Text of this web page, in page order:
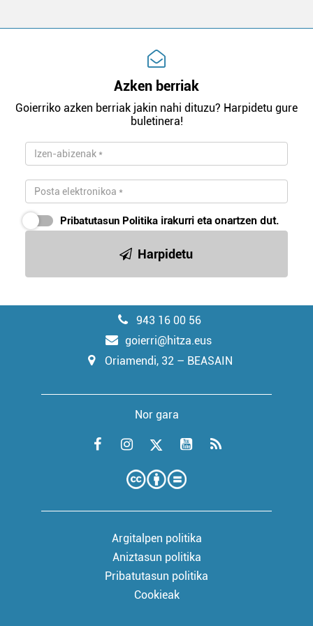
Azken berriak
Goierriko azken berriak jakin nahi dituzu? Harpidetu gure
buletinera!
Pribatutasun Politika irakurri eta onartzen dut.
Harpidetu
943 16 00 56
goierri@hitza.eus
Oriamendi, 32 – BEASAIN
Nor gara
Argitalpen politika
Aniztasun politika
Pribatutasun politika
Cookieak